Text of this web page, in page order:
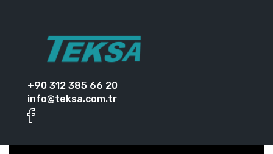
+90 312 385 66 20
info@teksa.com.tr